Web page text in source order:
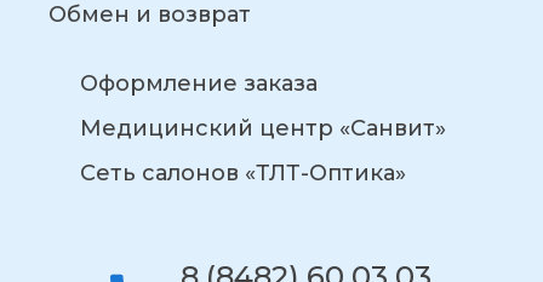
Обмен и возврат
Оформление заказа
Медицинский центр «Санвит»
Сеть салонов «ТЛТ-Оптика»